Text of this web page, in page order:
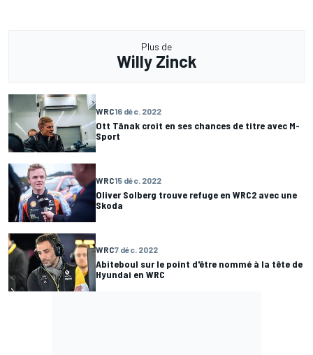
Plus de
Willy Zinck
WRC16 déc. 2022
Ott Tänak croit en ses chances de titre avec M-
Sport
WRC15 déc. 2022
Oliver Solberg trouve refuge en WRC2 avec une
Skoda
WRC7 déc. 2022
Abiteboul sur le point d'être nommé à la tête de
Hyundai en WRC